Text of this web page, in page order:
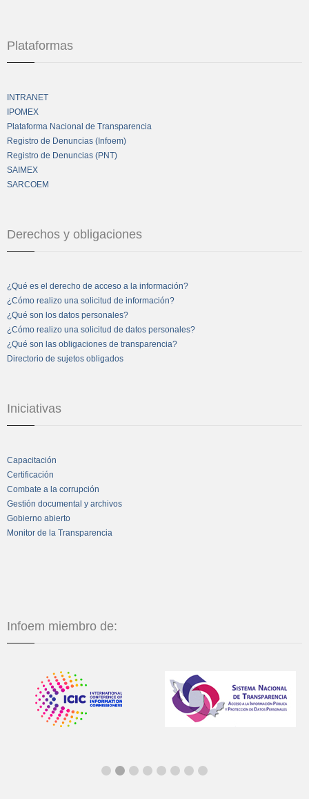
Plataformas
INTRANET
IPOMEX
Plataforma Nacional de Transparencia
Registro de Denuncias (Infoem)
Registro de Denuncias (PNT)
SAIMEX
SARCOEM
Derechos y obligaciones
¿Qué es el derecho de acceso a la información?
¿Cómo realizo una solicitud de información?
¿Qué son los datos personales?
¿Cómo realizo una solicitud de datos personales?
¿Qué son las obligaciones de transparencia?
Directorio de sujetos obligados
Iniciativas
Capacitación
Certificación
Combate a la corrupción
Gestión documental y archivos
Gobierno abierto
Monitor de la Transparencia
Infoem miembro de: